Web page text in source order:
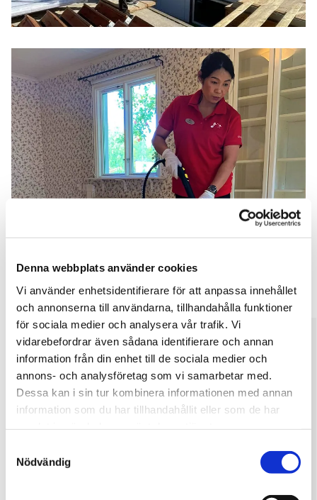
Denna webbplats använder cookies
Vi använder enhetsidentifierare för att anpassa innehållet
och annonserna till användarna, tillhandahålla funktioner
för sociala medier och analysera vår trafik. Vi
vidarebefordrar även sådana identifierare och annan
information från din enhet till de sociala medier och
annons- och analysföretag som vi samarbetar med.
Dessa kan i sin tur kombinera informationen med annan
information som du har tillhandahållit eller som de har
Nödvändig
Företagsstädning för en trivsam arbetsplats
Ett rent och fräscht kontor ger ett
professionellt intryck och ökar trivseln för
arbetsglädje kan växa. Våra flexibla